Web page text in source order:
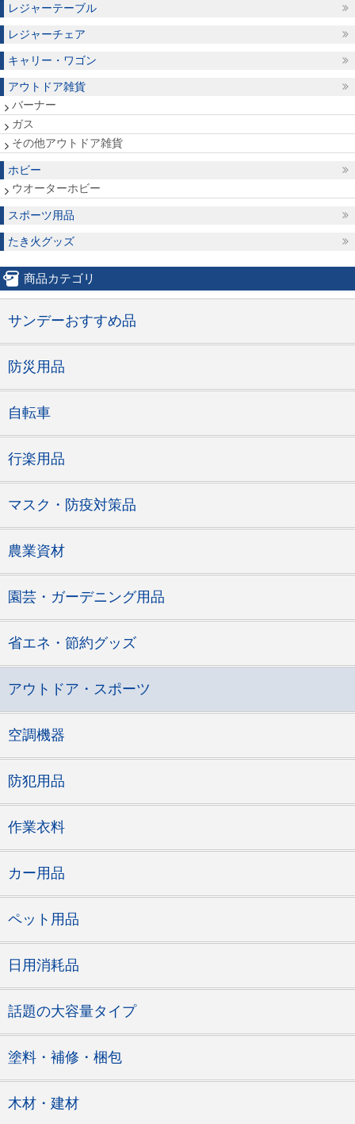
レジャーテーブル
レジャーチェア
キャリー・ワゴン
アウトドア雑貨
バーナー
ガス
その他アウトドア雑貨
ホビー
ウオーターホビー
スポーツ用品
たき火グッズ
商品カテゴリ
サンデーおすすめ品
防災用品
自転車
行楽用品
マスク・防疫対策品
農業資材
園芸・ガーデニング用品
省エネ・節約グッズ
アウトドア・スポーツ
空調機器
防犯用品
作業衣料
カー用品
ペット用品
日用消耗品
話題の大容量タイプ
塗料・補修・梱包
木材・建材